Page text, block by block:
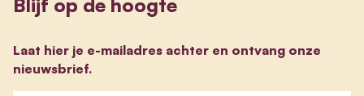
Laat hier je e-mailadres achter en ontvang onze
nieuwsbrief.